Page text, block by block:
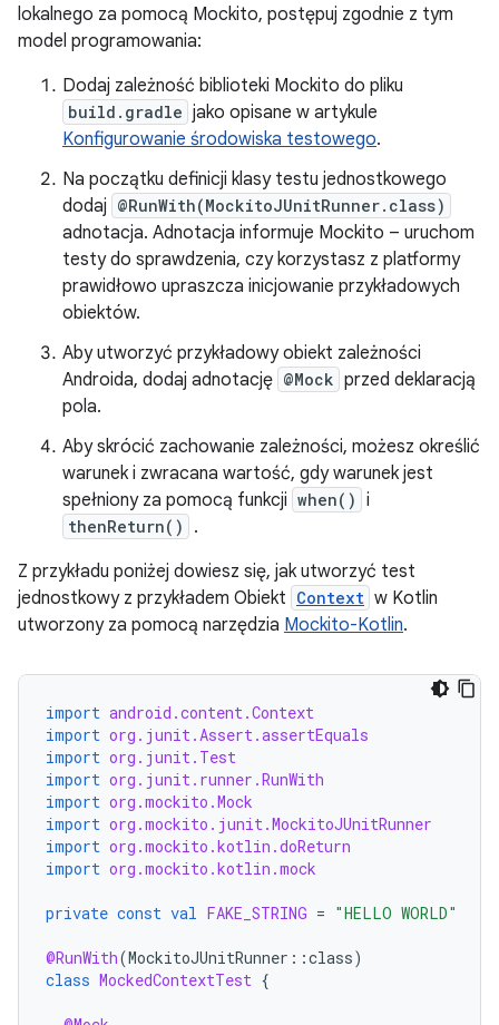
lokalnego za pomocą Mockito, postępuj zgodnie z tym
model programowania:
Dodaj zależność biblioteki Mockito do pliku
build.gradle jako opisane w artykule
Konfigurowanie środowiska testowego.
Na początku definicji klasy testu jednostkowego
dodaj @RunWith(MockitoJUnitRunner.class)
adnotacja. Adnotacja informuje Mockito – uruchom
testy do sprawdzenia, czy korzystasz z platformy
prawidłowo upraszcza inicjowanie przykładowych
obiektów.
Aby utworzyć przykładowy obiekt zależności
Androida, dodaj adnotację @Mock przed deklaracją
pola.
Aby skrócić zachowanie zależności, możesz określić
warunek i zwracana wartość, gdy warunek jest
spełniony za pomocą funkcji when() i
thenReturn()
.
Z przykładu poniżej dowiesz się, jak utworzyć test
jednostkowy z przykładem Obiekt Context w Kotlin
utworzony za pomocą narzędzia Mockito-Kotlin.
import android.content.Context
import org.junit.Assert.assertEquals
import org.junit.Test
import org.junit.runner.RunWith
import org.mockito.Mock
import org.mockito.junit.MockitoJUnitRunner
import org.mockito.kotlin.doReturn
import org.mockito.kotlin.mock
private const val FAKE_STRING = "HELLO WORLD"
@RunWith(MockitoJUnitRunner ::class)
class MockedContextTest {